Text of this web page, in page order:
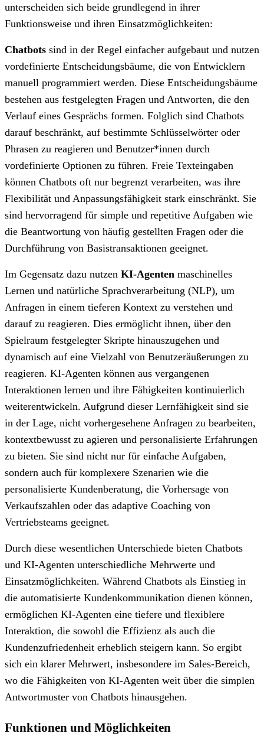
unterscheiden sich beide grundlegend in ihrer
Funktionsweise und ihren Einsatzmöglichkeiten:
Chatbots sind in der Regel einfacher aufgebaut und nutzen
vordefinierte Entscheidungsbäume, die von Entwicklern
manuell programmiert werden. Diese Entscheidungsbäume
bestehen aus festgelegten Fragen und Antworten, die den
Verlauf eines Gesprächs formen. Folglich sind Chatbots
darauf beschränkt, auf bestimmte Schlüsselwörter oder
Phrasen zu reagieren und Benutzer*innen durch
vordefinierte Optionen zu führen. Freie Texteingaben
können Chatbots oft nur begrenzt verarbeiten, was ihre
Flexibilität und Anpassungsfähigkeit stark einschränkt. Sie
sind hervorragend für simple und repetitive Aufgaben wie
die Beantwortung von häufig gestellten Fragen oder die
Durchführung von Basistransaktionen geeignet.
Im Gegensatz dazu nutzen KI-Agenten maschinelles
Lernen und natürliche Sprachverarbeitung (NLP), um
Anfragen in einem tieferen Kontext zu verstehen und
darauf zu reagieren. Dies ermöglicht ihnen, über den
Spielraum festgelegter Skripte hinauszugehen und
dynamisch auf eine Vielzahl von Benutzeräußerungen zu
reagieren. KI-Agenten können aus vergangenen
Interaktionen lernen und ihre Fähigkeiten kontinuierlich
weiterentwickeln. Aufgrund dieser Lernfähigkeit sind sie
in der Lage, nicht vorhergesehene Anfragen zu bearbeiten,
kontextbewusst zu agieren und personalisierte Erfahrungen
zu bieten. Sie sind nicht nur für einfache Aufgaben,
sondern auch für komplexere Szenarien wie die
personalisierte Kundenberatung, die Vorhersage von
Verkaufszahlen oder das adaptive Coaching von
Vertriebsteams geeignet.
Durch diese wesentlichen Unterschiede bieten Chatbots
und KI-Agenten unterschiedliche Mehrwerte und
Einsatzmöglichkeiten. Während Chatbots als Einstieg in
die automatisierte Kundenkommunikation dienen können,
ermöglichen KI-Agenten eine tiefere und flexiblere
Interaktion, die sowohl die Effizienz als auch die
Kundenzufriedenheit erheblich steigern kann. So ergibt
sich ein klarer Mehrwert, insbesondere im Sales-Bereich,
wo die Fähigkeiten von KI-Agenten weit über die simplen
Antwortmuster von Chatbots hinausgehen.
Funktionen und Möglichkeiten